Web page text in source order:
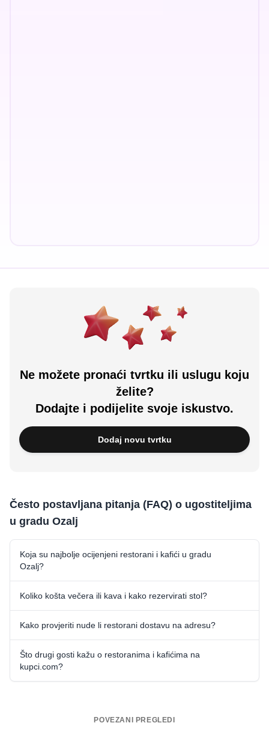
Ne možete pronaći tvrtku ili uslugu koju
želite?
Dodajte i podijelite svoje iskustvo.
Dodaj novu tvrtku
Često postavljana pitanja (FAQ) o ugostiteljima
u gradu Ozalj
Koja su najbolje ocijenjeni restorani i kafići u gradu
Ozalj?
Koliko košta večera ili kava i kako rezervirati stol?
Kako provjeriti nude li restorani dostavu na adresu?
Što drugi gosti kažu o restoranima i kafićima na
kupci.com?
POVEZANI PREGLEDI